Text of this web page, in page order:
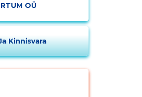
OÜ
Kinnisvara